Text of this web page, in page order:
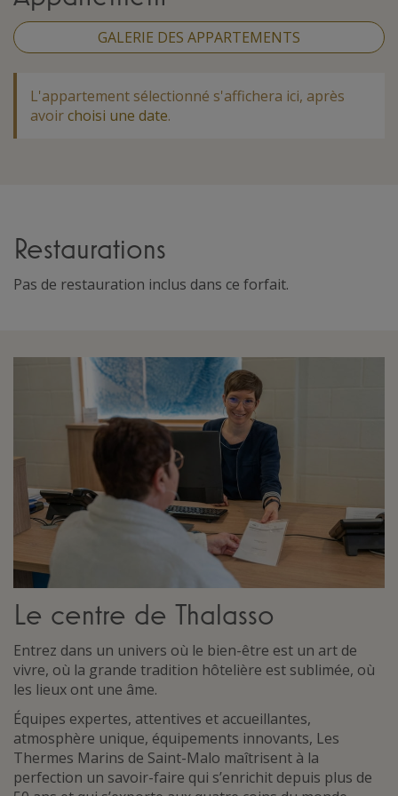
GALERIE DES APPARTEMENTS
L'appartement sélectionné s'affichera ici, après
avoirchoisi une date.
Restaurations
Pas de restauration inclus dans ce forfait.
Le centre de Thalasso
Entrez dans un univers où le bien-être est un art de
vivre, où la grande tradition hôtelière est sublimée, où
les lieux ont une âme.
Équipes expertes, attentives et accueillantes,
atmosphère unique, équipements innovants, Les
Thermes Marins de Saint-Malo maîtrisent à la
perfection un savoir-faire qui s’enrichit depuis plus de